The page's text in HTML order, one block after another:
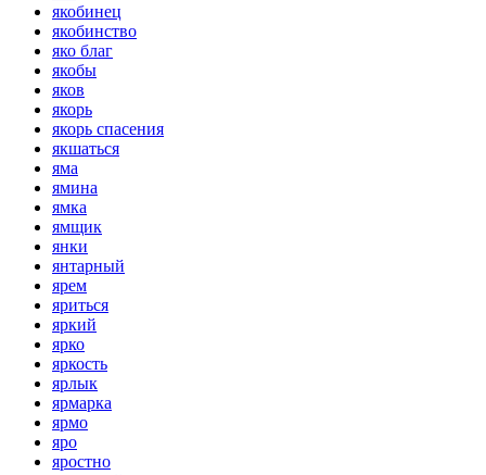
якобинец
якобинство
яко благ
якобы
яков
якорь
якорь спасения
якшаться
яма
ямина
ямка
ямщик
янки
янтарный
ярем
яриться
яркий
ярко
яркость
ярлык
ярмарка
ярмо
яро
яростно